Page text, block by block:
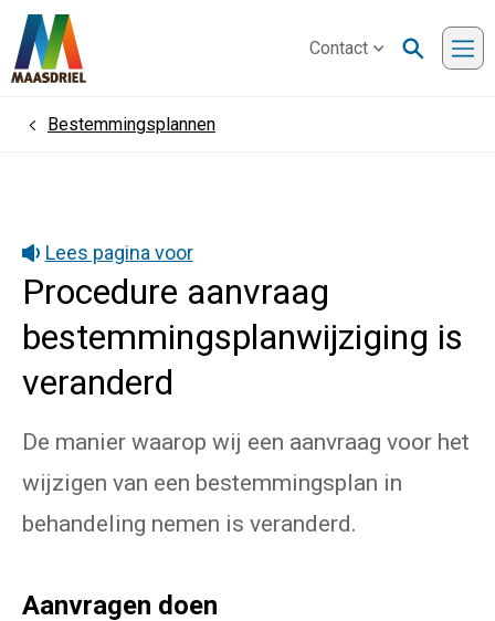
Contact
HomeBestemmingsplannen
Lees pagina voor
Procedure aanvraag
bestemmingsplanwijziging is
veranderd
De manier waarop wij een aanvraag voor het
wijzigen van een bestemmingsplan in
behandeling nemen is veranderd.
Aanvragen doen